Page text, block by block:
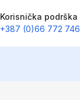
Korisnička podrška
+387 (0)66 772 746